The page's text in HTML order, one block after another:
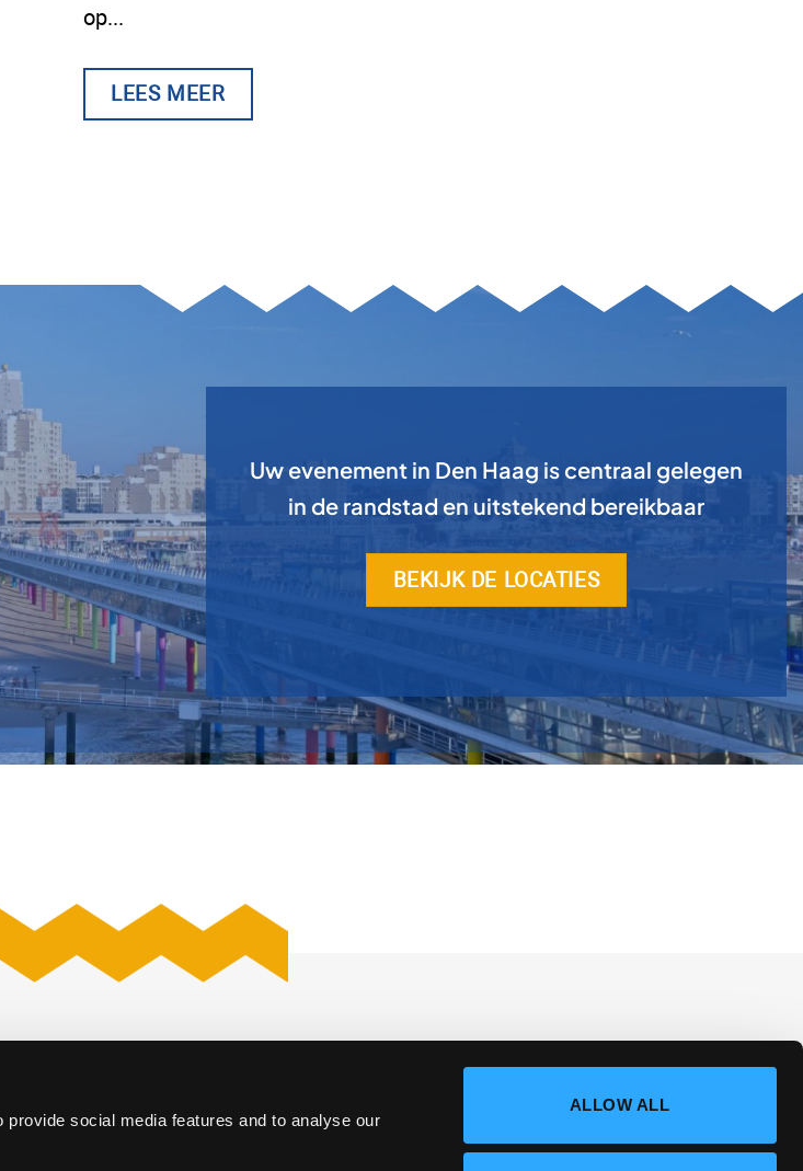
social media features and to analyse our
ALLOW ALL
op...
LEES MEER
Uw evenement in Den Haag is centraal gelegen
in de randstad en uitstekend bereikbaar
BEKIJK DE LOCATIES
Den Haag